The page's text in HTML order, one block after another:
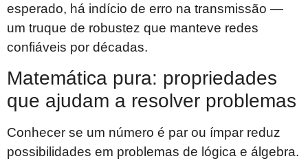
esperado, há indício de erro na transmissão —
um truque de robustez que manteve redes
confiáveis por décadas.
Matemática pura: propriedades
que ajudam a resolver problemas
Conhecer se um número é par ou ímpar reduz
possibilidades em problemas de lógica e álgebra.